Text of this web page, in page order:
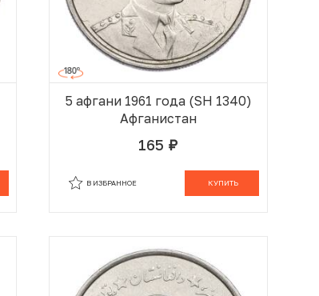
5 афгани 1961 года (SH 1340)
Афганистан
165 руб.
КУПИТЬ
В ИЗБРАННОЕ